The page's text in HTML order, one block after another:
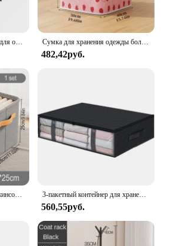
1 шт., складной органайзер для одежды, на молнии Сумка для хранения одежды большой емкости, портативная сумка для хранения одежды, одеяла, органайзер для спальни, складная пыленепроницаемая сумка на молнии для одеяла
482,42руб.
Органайзер для одежды, джинсов, свитеров, футболок 3-пакетный контейнер для хранения под кроватью, органайзер, большая вместимость, ящик для хранения одежды под кроватью, складная сумка для хранения с прозрачным окном
560,55руб.